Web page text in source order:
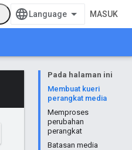
MASUK
Pada halaman ini
Membuat kueri
perangkat media
Memproses
perubahan
perangkat
Batasan media